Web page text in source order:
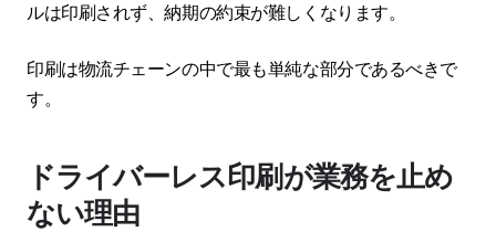
ルは印刷されず、納期の約束が難しくなります。
印刷は物流チェーンの中で最も単純な部分であるべきで
す。
ドライバーレス印刷が業務を止め
ない理由